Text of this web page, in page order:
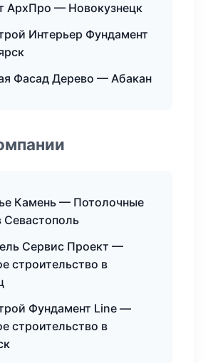
АрхПро — Новокузнецк
Интерьер Фундамент
Фасад Дерево — Абакан
Камень — Потолочные
Севастополь
Сервис Проект —
строительство в
Фундамент Line —
строительство в